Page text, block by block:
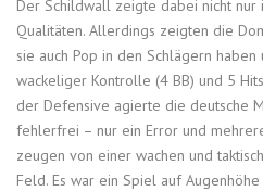
Der Schildwall zeigte dabei nicht
Qualitäten. Allerdings zeigten die
sie auch Pop in den Schlägern
wackeliger Kontrolle (4 BB) und 5
der Defensive agierte die deutsche
fehlerfrei – nur ein Error und
zeugen von einer wachen und
Feld. Es war ein Spiel auf